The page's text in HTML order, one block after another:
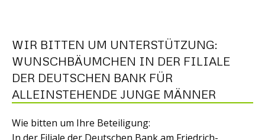
WIR BITTEN UM UNTERSTÜTZUNG:
WUNSCHBÄUMCHEN IN DER FILIALE
DER DEUTSCHEN BANK FÜR
ALLEINSTEHENDE JUNGE MÄNNER
Wie bitten um Ihre Beteiligung:
In der Filiale der Deutschen Bank am Friedrich-